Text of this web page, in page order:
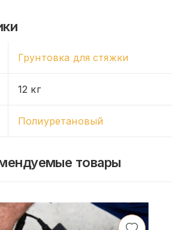
Грунтовка для стяжки
12 кг
Полиуретановый
товары